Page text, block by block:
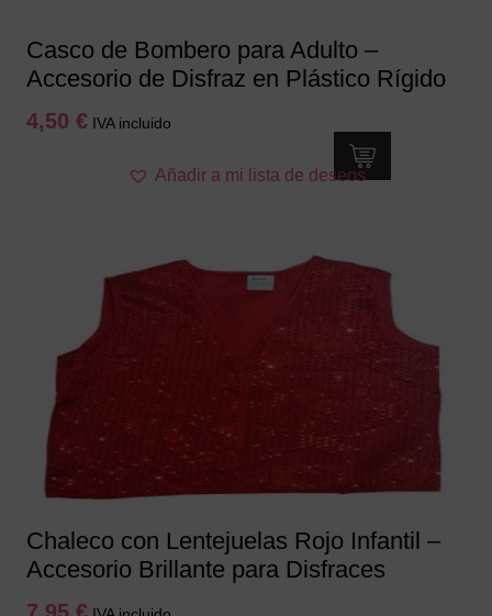
Casco de Bombero para Adulto –
Accesorio de Disfraz en Plástico Rígido
4,50 € IVA incluido
Añadir a mi lista de deseos
Chaleco con Lentejuelas Rojo Infantil –
Accesorio Brillante para Disfraces